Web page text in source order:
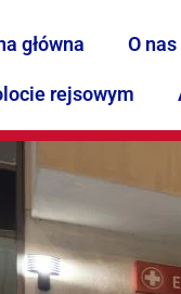
główna O nas
rejsowym